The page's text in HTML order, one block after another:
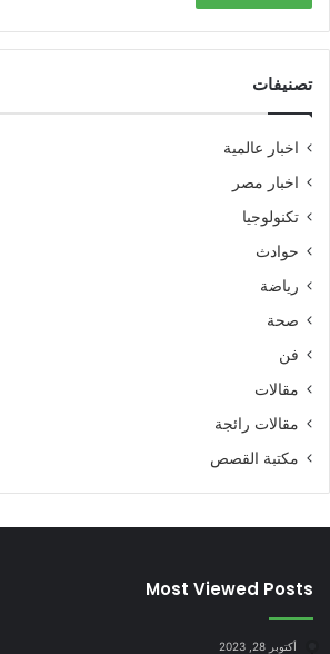
تصنيفات
اخبار عالمية
اخبار مصر
تكنولوجيا
حوادث
رياضة
صحة
فن
مقالات
مقالات رائجة
مكتبة القصص
Most Viewed Posts
أكتوبر 28, 2023